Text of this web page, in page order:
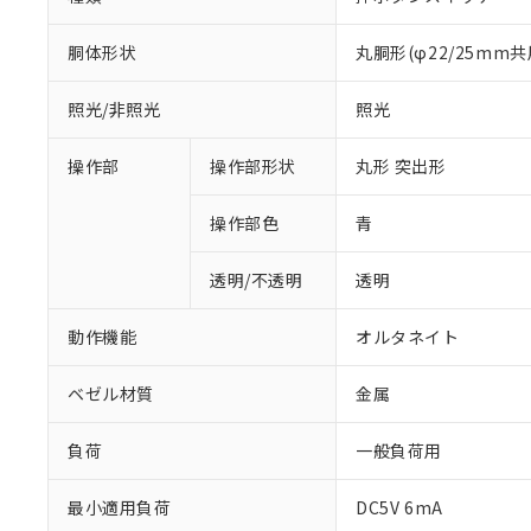
胴体形状 丸胴形(φ22/25mm共
照光/非照光 照光
操作部 操作部形状 丸形 突出形
操作部色 青
透明/不透明 透明
動作機能 オルタネイト
ベゼル材質 金属
負荷 一般負荷用
最小適用負荷 DC5V 6mA
※1 対応状況